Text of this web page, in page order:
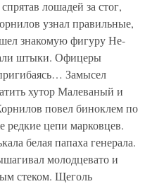
лошадей за стог,
узнал правильные,
знакомую фигуру Не-
штыки. Офицеры
Замысел
хутор Малеваный и
повел биноклем по
редкие цепи марковцев.
белая папаха генерала.
молодцевато и
стеком. Щеголь